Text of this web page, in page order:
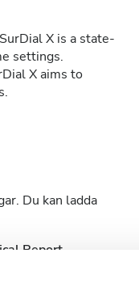
X is a state-
settings.
X aims to
Du kan ladda
Report